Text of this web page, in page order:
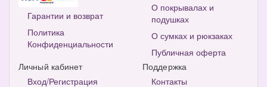
Гарантии и возврат
Политика
Конфиденциальности
О покрывалах и
подушках
О сумках и рюкзаках
Публичная оферта
Личный кабинет
Вход/Регистрация
Поддержка
Контакты